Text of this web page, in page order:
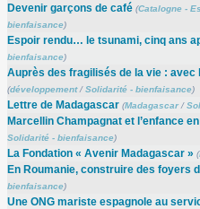
Devenir garçons de café (Catalogne -
bienfaisance)
Espoir rendu… le tsunami, cinq ans
bienfaisance)
Auprès des fragilisés de la vie :
(développement/Solidarité - bienfaisance)
Lettre de Madagascar (Madagascar/
Marcellin Champagnat et l’enfance
Solidarité - bienfaisance)
La Fondation « Avenir Madagascar » (
En Roumanie, construire des foyers
bienfaisance)
Une ONG mariste espagnole au